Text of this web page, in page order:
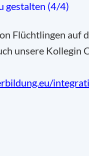
gestalten (4/4)
Flüchtlingen auf
unsere Kollegin